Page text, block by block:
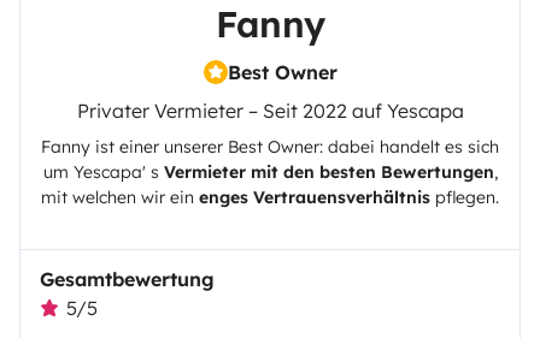
Fanny
Best Owner
Privater Vermieter – Seit 2022 auf Yescapa
Fanny ist einer unserer Best Owner: dabei handelt es sich
um Yescapa' s Vermieter mit den besten Bewertungen,
mit welchen wir ein enges Vertrauensverhältnis pflegen.
Gesamtbewertung
5/5